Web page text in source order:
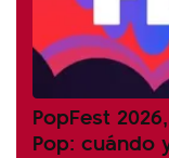
PopFest
Pop: cuándo